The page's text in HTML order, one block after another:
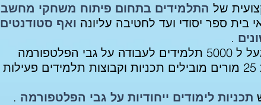
של התלמידים בתחום פיתוח משחקי מחשב
ואף סטודנטים
.
עד היום הוכשרו מעל ל 150 מורים מתוך מערכת החינוך ומעל ל 5000 תלמידים לעבודה על גבי הפלטפורמה
הפועלים בכ 60 בתי ספר שונים. בשנת הלימודים תשע"ח כ 25 מורים מובילים תכניות וקבוצות תלמידים פעילות
תכניות לימודים ייחודיות על גבי הפלטפורמה .